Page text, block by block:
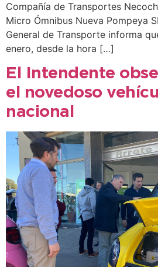
Compañía de Transportes
Micro Ómnibus Nueva Pompeya
General de Transporte informa
enero, desde la hora […]
El Intendente
el novedoso
nacional